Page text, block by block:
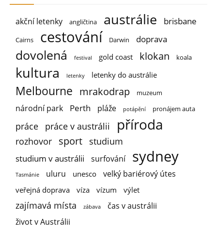
akční letenky angličtina austrálie brisbane
Cairns cestování Darwin doprava
dovolená festival gold coast klokan koala
kultura letenky letenky do austrálie
Melbourne mrakodrap muzeum
národní park Perth pláže potápění pronájem auta
práce práce v austrálii příroda
rozhovor sport studium
studium v austrálii surfování sydney
Tasmánie uluru unesco velký bariérový útes
veřejná doprava víza vízum výlet
zajímavá místa zábava
čas v austrálii
život v Austrálii